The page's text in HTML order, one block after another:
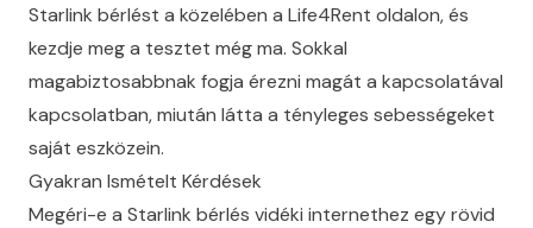
Starlink bérlést a közelében a Life4Rent oldalon, és
kezdje meg a tesztet még ma. Sokkal
magabiztosabbnak fogja érezni magát a kapcsolatával
kapcsolatban, miután látta a tényleges sebességeket
saját eszközein.
Gyakran Ismételt Kérdések
Megéri-e a Starlink bérlés vidéki internethez egy rövid